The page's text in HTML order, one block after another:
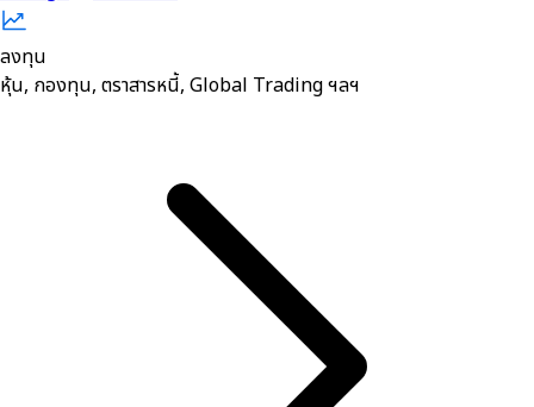
ลงทุน
หุ้น, กองทุน, ตราสารหนี้, Global Trading ฯลฯ